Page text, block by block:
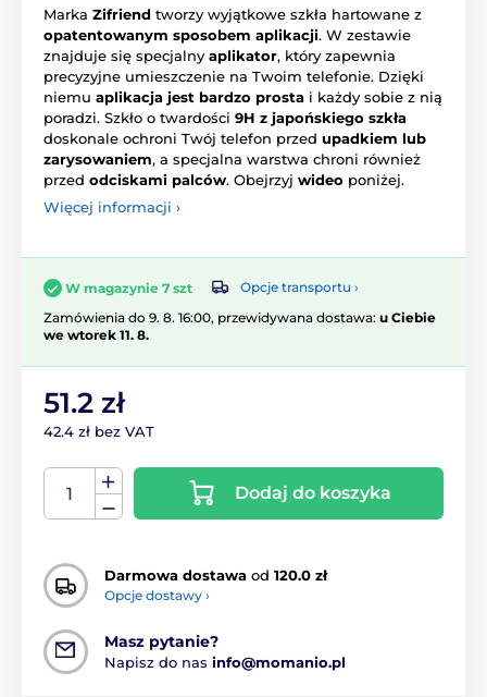
Marka Zifriend tworzy wyjątkowe szkła hartowane z
opatentowanym sposobem aplikacji. W zestawie
znajduje się specjalny aplikator, który zapewnia
precyzyjne umieszczenie na Twoim telefonie. Dzięki
niemu aplikacja jest bardzo prosta i każdy sobie z nią
poradzi. Szkło o twardości 9H z japońskiego szkła
doskonale ochroni Twój telefon przed upadkiem lub
zarysowaniem, a specjalna warstwa chroni również
przed odciskami palców. Obejrzyj wideo poniżej.
Więcej informacji ›
W magazynie 7 szt
Opcje transportu ›
Zamówienia do 9. 8. 16:00, przewidywana dostawa: u Ciebie
we wtorek 11. 8.
51.2 zł
42.4 zł bez VAT
Dodaj do koszyka
Darmowa dostawa od 120.0 zł
Opcje dostawy ›
Masz pytanie?
Napisz do nas info@momanio.pl